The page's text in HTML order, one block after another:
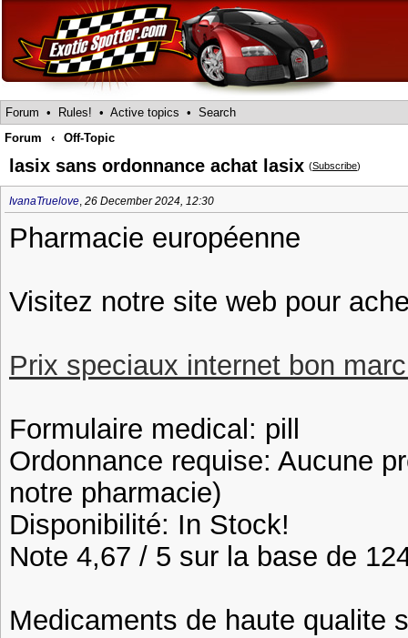
Forum • Rules! • Active topics • Search
Forum
‹ Off-Topic
lasix sans ordonnance achat lasix (Subscribe)
IvanaTruelove, 26 December 2024, 12:30
Pharmacie européenne
Visitez notre site web pour
Prix speciaux internet bon
Formulaire medical: pill
Ordonnance requise: Aucune
notre pharmacie)
Disponibilité: In Stock!
Note 4,67 / 5 sur la base de
Medicaments de haute qualite